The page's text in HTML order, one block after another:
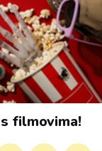
filmovima!